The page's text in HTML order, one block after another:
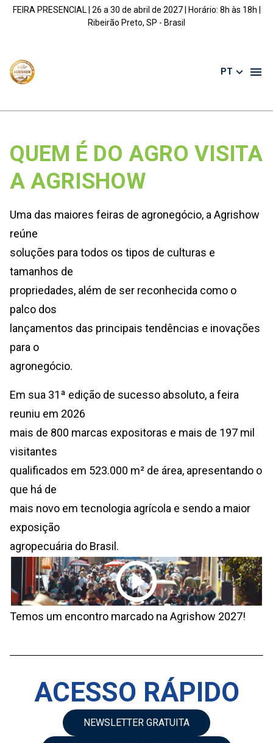
FEIRA PRESENCIAL | 26 a 30 de abril de 2027 | Horário: 8h às 18h |
Ribeirão Preto, SP - Brasil
PT
QUEM É DO AGRO VISITA
A AGRISHOW
Uma das maiores feiras de agronegócio, a Agrishow
reúne
soluções para todos os tipos de culturas e
tamanhos de
propriedades, além de ser reconhecida como o
palco dos
lançamentos das principais tendências e inovações
para o
agronegócio.
Em sua 31ª edição de sucesso absoluto, a feira
reuniu em 2026
mais de 800 marcas expositoras e mais de 197 mil
visitantes
qualificados em 523.000 m² de área, apresentando o
que há de
mais novo em tecnologia agrícola e sendo a maior
exposição
agropecuária do Brasil.
Temos um encontro marcado na Agrishow 2027!
ACESSO RÁPIDO
NEWSLETTER GRATUITA